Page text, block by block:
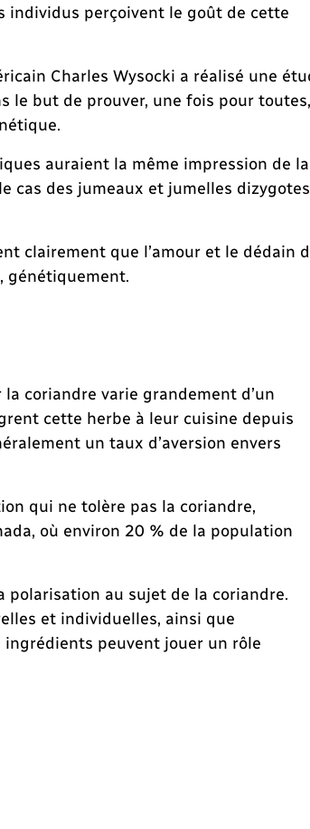
individus perçoivent le goût de cette
Charles Wysocki a réalisé une
le but de prouver, une fois pour toutes,
auraient la même impression de la
cas des jumeaux et jumelles
clairement que l’amour et le dédain
génétiquement.
coriandre varie grandement d’un
cette herbe à leur cuisine depuis
un taux d’aversion envers
qui ne tolère pas la coriandre,
où environ 20 % de la population
au sujet de la coriandre.
et individuelles, ainsi que
peuvent jouer un rôle